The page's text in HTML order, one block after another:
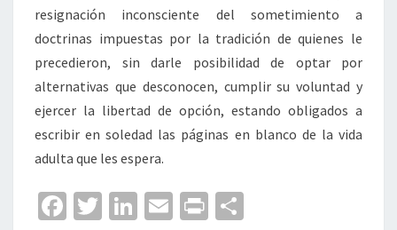
resignación inconsciente del sometimiento a
doctrinas impuestas por la tradición de quienes le
precedieron, sin darle posibilidad de optar por
alternativas que desconocen, cumplir su voluntad y
ejercer la libertad de opción, estando obligados a
escribir en soledad las páginas en blanco de la vida
adulta que les espera.
Fa T
Li
E
Pr